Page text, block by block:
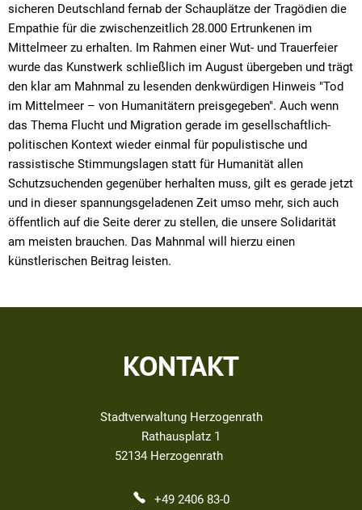
sicheren Deutschland fernab der Schauplätze der Tragödien die
Empathie für die zwischenzeitlich 28.000 Ertrunkenen im
Mittelmeer zu erhalten. Im Rahmen einer Wut- und Trauerfeier
wurde das Kunstwerk schließlich im August übergeben und trägt
den klar am Mahnmal zu lesenden denkwürdigen Hinweis "Tod
im Mittelmeer – von Humanitätern preisgegeben". Auch wenn
das Thema Flucht und Migration gerade im gesellschaftlich-
politischen Kontext wieder einmal für populistische und
rassistische Stimmungslagen statt für Humanität allen
Schutzsuchenden gegenüber herhalten muss, gilt es gerade jetzt
und in dieser spannungsgeladenen Zeit umso mehr, sich auch
öffentlich auf die Seite derer zu stellen, die unsere Solidarität
am meisten brauchen. Das Mahnmal will hierzu einen
künstlerischen Beitrag leisten.
KONTAKT
Stadtverwaltung Herzogenrath
Rathausplatz 1
52134 Herzogenrath
+49 2406 83-0